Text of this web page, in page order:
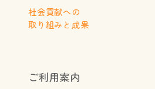
社会貢献への
取り組みと成果
ご利用案内